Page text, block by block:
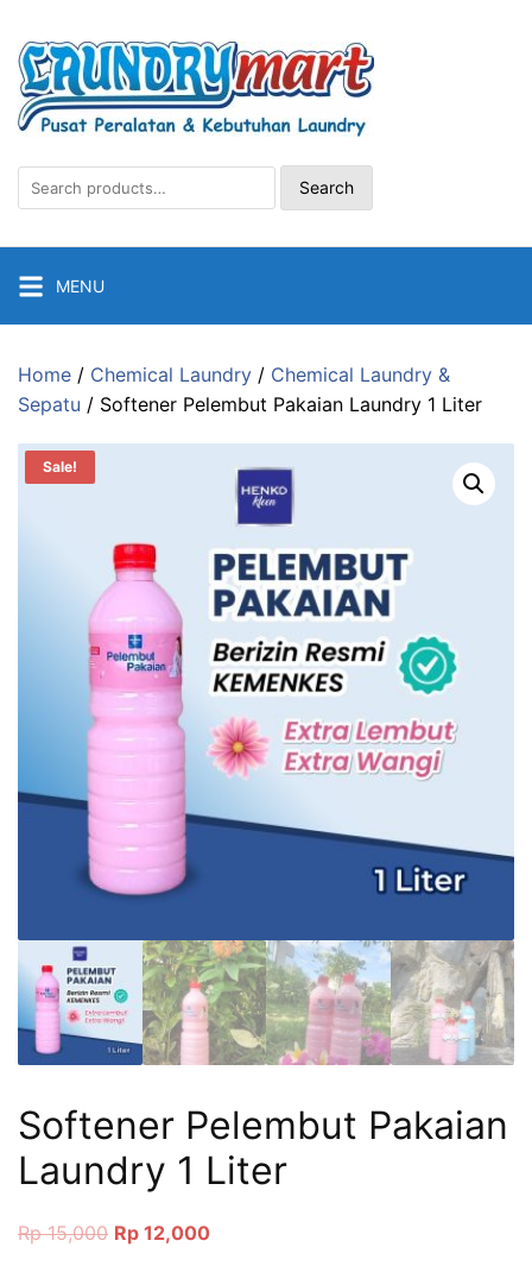
content
Search
for:
Search
MENU
Home / Chemical Laundry / Chemical Laundry &
Sepatu / Softener Pelembut Pakaian Laundry 1 Liter
Sale!
Softener Pelembut Pakaian
Laundry 1 Liter
Rp15,000 Original
Rp 12,000Current